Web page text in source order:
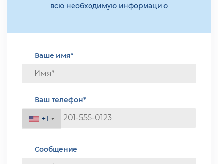
всю необходимую информацию
Ваше имя*
Ваш телефон*
+1
+1
Сообщение